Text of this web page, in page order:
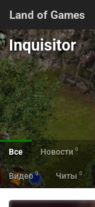
Land of Games
Inquisitor
Все Новости 0
Видео 0 Читы 0